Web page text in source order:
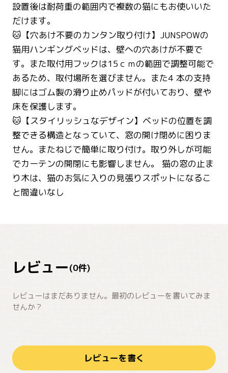
設置後は耐荷重の範囲内で複数の猫にもお使いいた
だけます。
🐱【穴あけ不要のカンタン取り付け】JUNSPOWの
猫用ハンギングベッドは、壁への穴あけが不要で
す。また取付用フックは15ｃｍの範囲で調整可能で
あるため、取付場所を選びません。また4 本の支持
脚にはゴム製の滑り止めパッドが付いており、壁や
床を保護します。
🐱【スタイリッシュなデザイン】ベッドの位置を調
整できる構造となっていて、窓の開け閉めに困りま
せん。またねじで簡単に取り付け。取り外しが可能
でカーテンの開閉にも影響しません。 猫の窓の止ま
り木は、猫のお気に入りの見張りスポットになるこ
と間違いなし
レビュー(0件)
レビューはまだありません。最初のレビューを書いてみま
せんか？
レビューを書く